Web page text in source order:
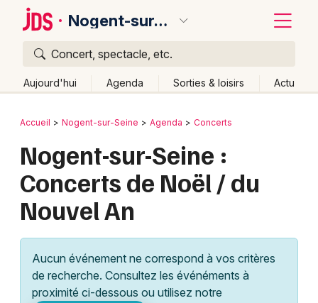
Nogent-sur-Seine
Concert, spectacle, etc.
Aujourd'hui Agenda Sorties & loisirs Actu
Publier un événement
Grands événements
Manifestations
Bordeaux
Colmar
Lille
Lyon
Marseille
Mulhouse
Retour
Accueil Nogent-sur-Seine Agenda Concerts
Nogent-sur-Seine :
Concerts de Noël / du
Nouvel An
Aucun événement ne correspond à vos critères
de recherche. Consultez les événéments à
proximité ci-dessous ou utilisez notre
Quoi ?
Où ?
Champagne-Ardenne
Partout
Près de moi
Changer de lieu
Quand ?